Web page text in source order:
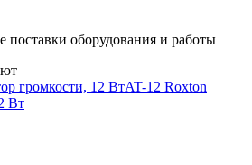
оборудования и работы
AT-12 Roxton
Вт